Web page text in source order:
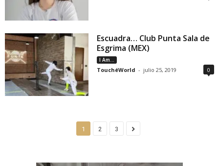
Escuadra… Club Punta Sala de
Esgrima (MEX)
I Am...
TouchéWorld - julio 25, 2019 0
1 2 3